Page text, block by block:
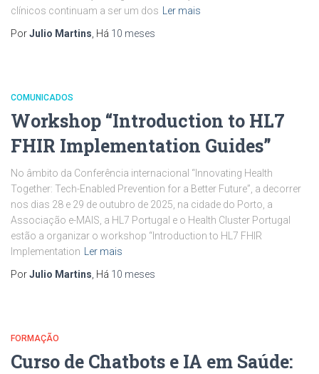
clínicos continuam a ser um dos
Ler mais
PorJulio Martins , Há 10 meses
COMUNICADOS
Workshop “Introduction to HL7
FHIR Implementation Guides”
No âmbito da Conferência internacional “Innovating Health
Together: Tech-Enabled Prevention for a Better Future”, a decorrer
nos dias 28 e 29 de outubro de 2025, na cidade do Porto, a
Associação e-MAIS, a HL7 Portugal e o Health Cluster Portugal
estão a organizar o workshop “Introduction to HL7 FHIR
Implementation
Ler mais
PorJulio Martins , Há 10 meses
FORMAÇÃO
Curso de Chatbots e IA em Saúde: